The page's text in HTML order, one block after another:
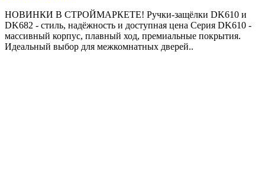
НОВИНКИ В СТРОЙМАРКЕТЕ! Ручки-защёлки DK610 и
DK682 - стиль, надёжность и доступная цена Серия DK610 -
массивный корпус, плавный ход, премиальные покрытия.
Идеальный выбор для межкомнатных дверей..